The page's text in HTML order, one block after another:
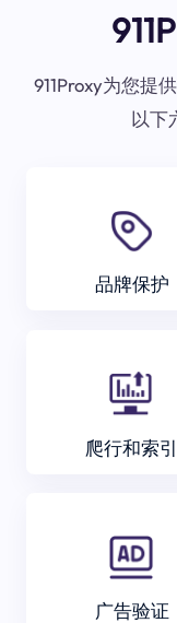
911Proxy为您提
以下
品牌保护
爬行和索引
广告验证